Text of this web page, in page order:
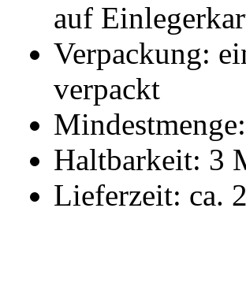
auf
Verpackung:
verpackt
Haltbarkeit: 3
Lieferzeit: ca.